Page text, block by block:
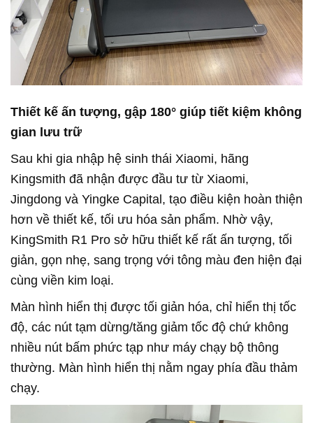
Thiết kế ấn tượng, gập 180° giúp tiết kiệm không
gian lưu trữ
Sau khi gia nhập hệ sinh thái Xiaomi, hãng
Kingsmith đã nhận được đầu tư từ Xiaomi,
Jingdong và Yingke Capital, tạo điều kiện hoàn thiện
hơn về thiết kế, tối ưu hóa sản phẩm. Nhờ vậy,
KingSmith R1 Pro sở hữu thiết kế rất ấn tượng, tối
giản, gọn nhẹ, sang trọng với tông màu đen hiện đại
cùng viền kim loại.
Màn hình hiển thị được tối giản hóa, chỉ hiển thị tốc
độ, các nút tạm dừng/tăng giảm tốc độ chứ không
nhiều nút bấm phức tạp như máy chạy bộ thông
thường. Màn hình hiển thị nằm ngay phía đầu thảm
chạy.